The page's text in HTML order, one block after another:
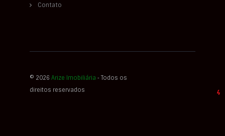
Contato
© 2026 Arize Imobiliária ‐ Todos os
direitos reservados